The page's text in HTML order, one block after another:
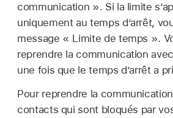
communication ». Si la limite
uniquement au temps d’arrêt,
message « Limite de temps ».
reprendre la communication
une fois que le temps d’arrêt a
Pour reprendre la
contacts qui sont bloqués par